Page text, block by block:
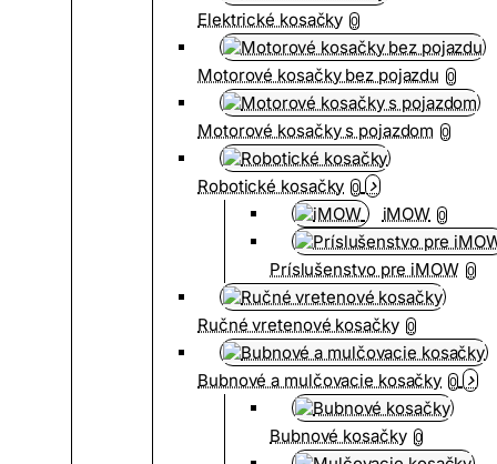
Elektrické kosačky 0
Motorové kosačky bez pojazdu 0
Motorové kosačky s pojazdom 0
Robotické kosačky 0
iMOW 0
Príslušenstvo pre iMOW 0
Ručné vretenové kosačky 0
Bubnové a mulčovacie kosačky 0
Bubnové kosačky 0